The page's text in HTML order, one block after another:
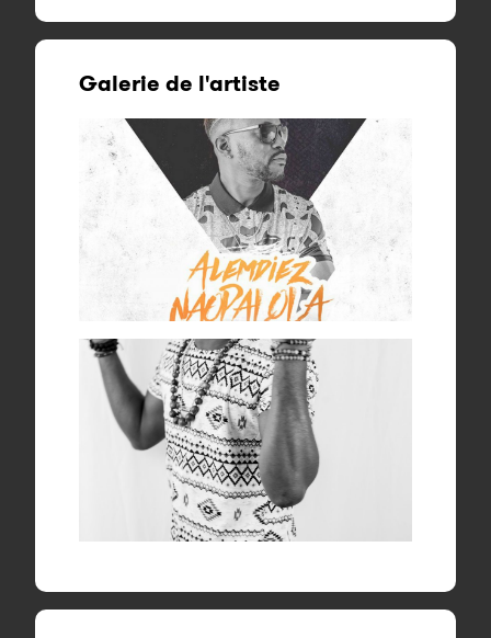
Galerie de l'artiste